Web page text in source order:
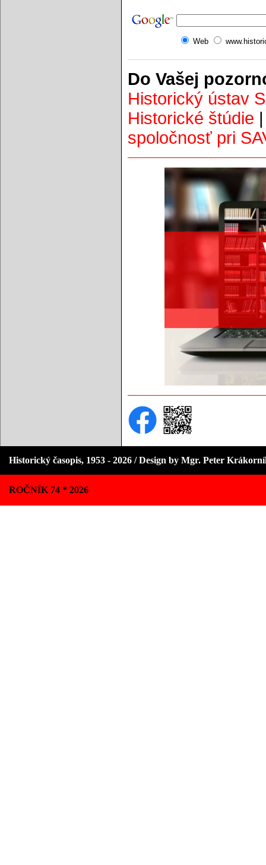
Web
Do Vašej
Historický ústav
Historické štúdie
spoločnosť pri
Historický časopis, 1953 - 2026 / Design by Mgr. Peter
ROČNÍK 74 * 2026